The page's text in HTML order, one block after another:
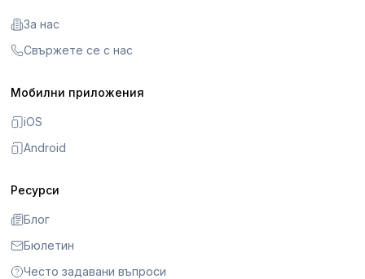
За нас
Свържете се с нас
Мобилни приложения
iOS
Android
Ресурси
Блог
Бюлетин
Често задавани въпроси